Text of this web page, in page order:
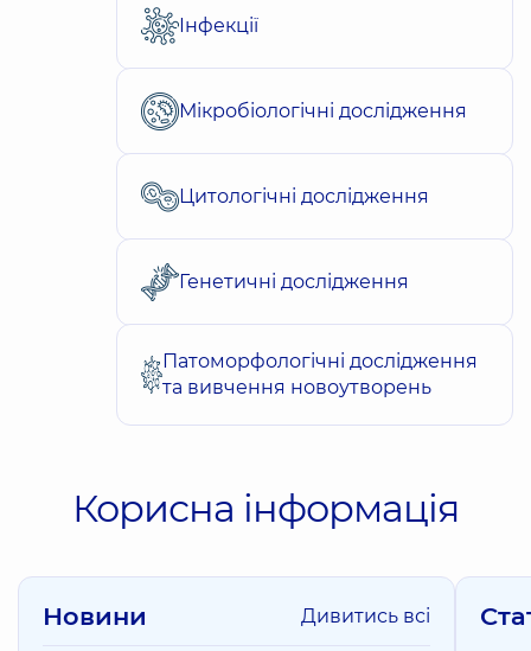
Інфекції
Мікробіологічні дослідження
Цитологічні дослідження
Генетичні дослідження
Патоморфологічні дослідження
та вивчення новоутворень
Корисна інформація
Новини Дивитись всі